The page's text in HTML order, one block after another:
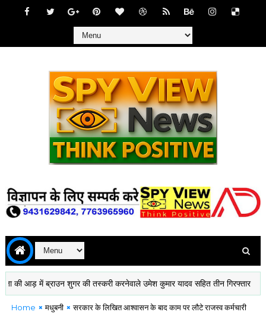
आड़ में ब्राउन शुगर की तस्करी करनेवाले उमेश कुमार यादव सहित तीन गिरफ्तार
Home मधुबनी सरकार के लिखित आश्वासन के बाद काम पर लौटे राजस्व कर्मचारी